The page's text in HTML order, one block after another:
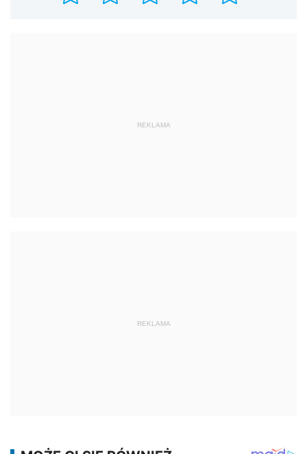
REKLAMA
REKLAMA